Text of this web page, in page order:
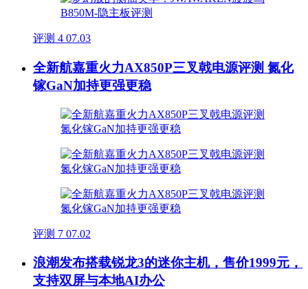
评测 4 07.03
全新航嘉重火力AX850P三叉戟电源评测 氮化
镓GaN加持更强更稳
评测 7 07.02
浪潮发布搭载锐龙3的迷你主机，售价1999元，
支持双屏与本地AI办公